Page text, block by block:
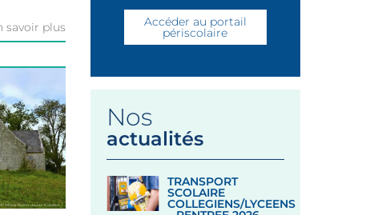
savoir plus Accéder au portail
périscolaire
Nos
actualités
TRANSPORT
SCOLAIRE
COLLEGIENS/LYCEENS